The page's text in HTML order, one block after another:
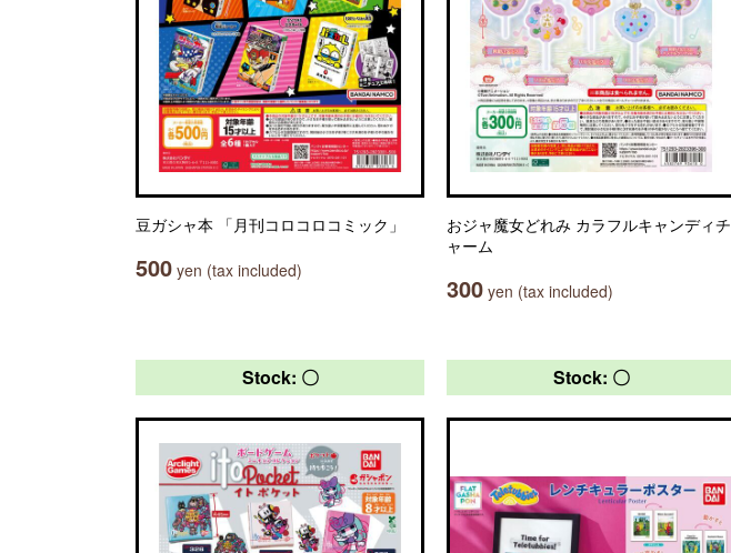
豆ガシャ本 「月刊コロコロコミック」
500 yen (tax included)
おジャ魔女どれみ カラフルキャンディチ
ャーム
300 yen (tax included)
Stock: 〇 Stock: 〇